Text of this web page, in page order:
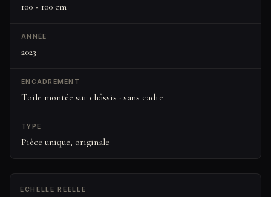
100 × 100 cm
ANNÉE
2023
ENCADREMENT
Toile montée sur châssis · sans cadre
TYPE
Pièce unique, originale
ÉCHELLE RÉELLE